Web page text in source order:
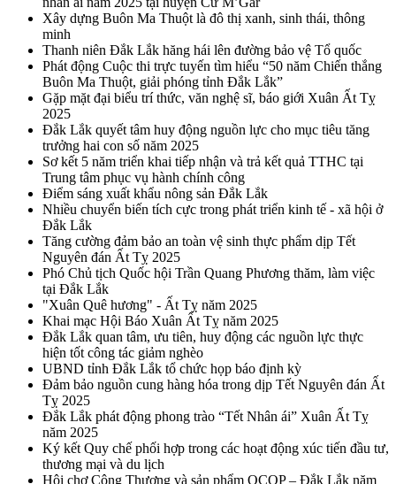
Xây dựng Buôn Ma Thuột là đô thị xanh, sinh thái, thông
minh
Thanh niên Đắk Lắk hăng hái lên đường bảo vệ Tổ quốc
Phát động Cuộc thi trực tuyến tìm hiểu “50 năm Chiến thắng
Buôn Ma Thuột, giải phóng tỉnh Đắk Lắk”
Gặp mặt đại biểu trí thức, văn nghệ sĩ, báo giới Xuân Ất Tỵ
2025
Đắk Lắk quyết tâm huy động nguồn lực cho mục tiêu tăng
trưởng hai con số năm 2025
Sơ kết 5 năm triển khai tiếp nhận và trả kết quả TTHC tại
Trung tâm phục vụ hành chính công
Điểm sáng xuất khẩu nông sản Đắk Lắk
Nhiều chuyển biến tích cực trong phát triển kinh tế - xã hội ở
Đắk Lắk
Tăng cường đảm bảo an toàn vệ sinh thực phẩm dịp Tết
Nguyên đán Ất Tỵ 2025
Phó Chủ tịch Quốc hội Trần Quang Phương thăm, làm việc
tại Đắk Lắk
"Xuân Quê hương" - Ất Tỵ năm 2025
Khai mạc Hội Báo Xuân Ất Tỵ năm 2025
Đắk Lắk quan tâm, ưu tiên, huy động các nguồn lực thực
hiện tốt công tác giảm nghèo
UBND tỉnh Đắk Lắk tổ chức họp báo định kỳ
Đảm bảo nguồn cung hàng hóa trong dịp Tết Nguyên đán Ất
Tỵ 2025
Đắk Lắk phát động phong trào “Tết Nhân ái” Xuân Ất Tỵ
năm 2025
Ký kết Quy chế phối hợp trong các hoạt động xúc tiến đầu tư,
thương mại và du lịch
Hội chợ Công Thương và sản phẩm OCOP – Đắk Lắk năm